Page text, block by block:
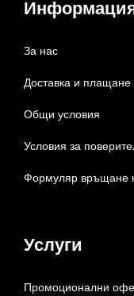
За нас
Доставка и плащане
Общи условия
Условия за
Формуляр връщане
Услуги
Промоционални